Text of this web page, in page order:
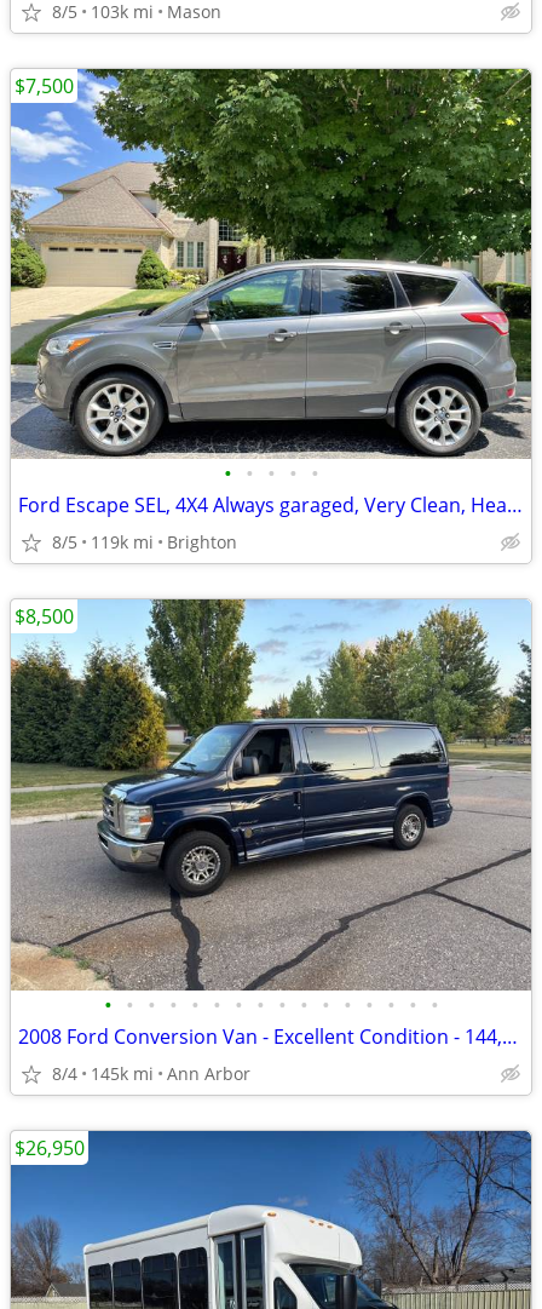
8/5 103k mi Mason
• • • • •
Ford Escape SEL, 4X4 Always garaged, Very Clean, Heated Leather seats
8/5 119k mi Brighton
$7,500
• • • • • • • • • • • • • • • •
2008 Ford Conversion Van - Excellent Condition - 144,000 Miles
8/4 145k mi Ann Arbor
$8,500
$26,950